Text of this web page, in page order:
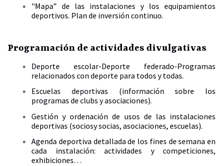
"Mapa” de las instalaciones y los equipamientos
deportivos. Plan de inversión continuo.
Programación de actividades divulgativas
Deporte escolar-Deporte federado-Programas
relacionados con deporte para todos y todas.
Escuelas deportivas (información sobre los
programas de clubs y asociaciones).
Gestión y ordenación de usos de las instalaciones
deportivas (sociosy socias, asociaciones, escuelas).
Agenda deportiva detallada de los fines de semana en
cada instalación: actividades y competiciones,
exhibiciones…